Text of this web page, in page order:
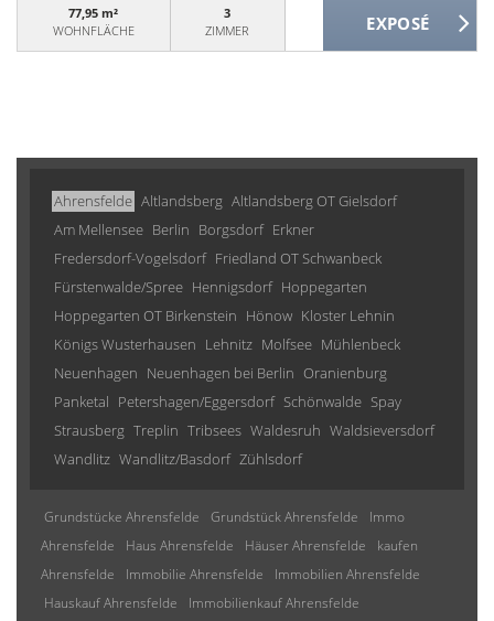
77,95 m²
WOHNFLÄCHE
3
ZIMMER
Ahrensfelde Altlandsberg Altlandsberg OT Gielsdorf
Am Mellensee Berlin Borgsdorf Erkner
Fredersdorf-Vogelsdorf Friedland OT Schwanbeck
Fürstenwalde/Spree Hennigsdorf Hoppegarten
Hoppegarten OT Birkenstein Hönow Kloster Lehnin
Königs Wusterhausen Lehnitz Molfsee Mühlenbeck
Neuenhagen Neuenhagen bei Berlin Oranienburg
Panketal Petershagen/Eggersdorf Schönwalde Spay
Strausberg Treplin Tribsees Waldesruh Waldsieversdorf
Wandlitz Wandlitz/Basdorf Zühlsdorf
Grundstücke Ahrensfelde Grundstück Ahrensfelde
Immo
Ahrensfelde
Haus Ahrensfelde Häuser Ahrensfelde
kaufen
Ahrensfelde
Immobilie Ahrensfelde
Immobilien Ahrensfelde
Hauskauf Ahrensfelde
Immobilienkauf Ahrensfelde